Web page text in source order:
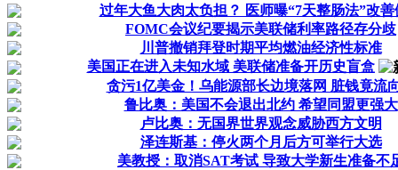
过年大鱼大肉太负担？ 医师曝“7天整肠法”改善
FOMC会议纪要揭示美联储利率路径存分歧
川普撤销拜登时期平均燃油经济性标准
美国正在进入未知水域 美联储准备开历史盲盒
贪污1亿美金！乌能源部长边境落网 脏钱竟流
鲁比奥：美国不会退出北约 希望同盟更强大
卢比奥：无国界世界观念威胁西方文明
泽连斯基：停火两个月后方可举行大选
美教授：取消SAT考试 导致大学新生准备不